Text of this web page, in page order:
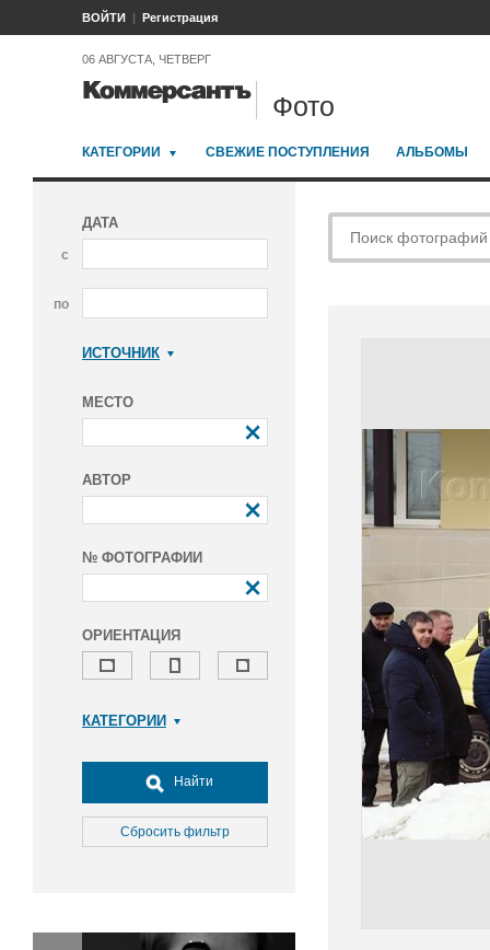
ВОЙТИ Регистрация
06 АВГУСТА, ЧЕТВЕРГ
Фото
КАТЕГОРИИ СВЕЖИЕ ПОСТУПЛЕНИЯ АЛЬБОМЫ
ДАТА
с
по
ИСТОЧНИК
МЕСТО
АВТОР
№ ФОТОГРАФИИ
ОРИЕНТАЦИЯ
КАТЕГОРИИ
Досуг, туризм и отдых
Культура
Медицина
Окружающая среда
Найти
Сбросить фильтр